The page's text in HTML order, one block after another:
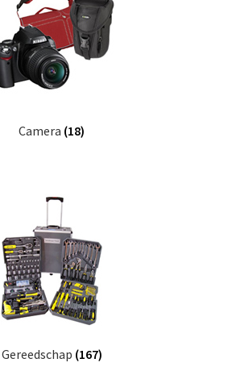
Camera (18)
Gereedschap (167)